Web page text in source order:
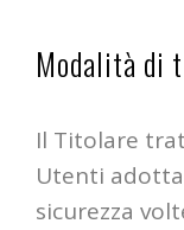
Modalità di
Il Titolare
Utenti
sicurezza